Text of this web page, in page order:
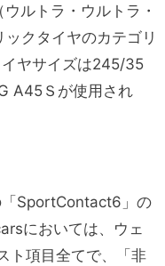
ルトラ・ウルトラ・
クタイヤのカテゴリ
ヤサイズは245/35
A45Ｓが使用され
「SportContact6」の
においては、ウェ
ト項目全てで、「非